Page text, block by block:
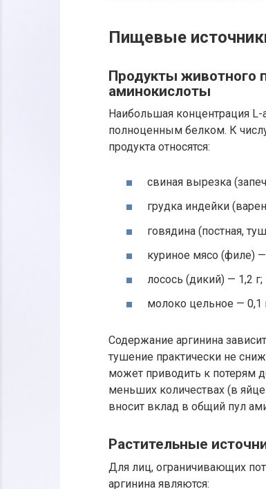
Пищевые
Продукты животного
аминокислоты
Наибольшая концентрация L-
полноценным белком. К
продукта относятся:
свиная вырезка
грудка индейки
говядина (постная,
куриное мясо (филе) —
лосось (дикий) — 1,2 г;
молоко цельное — 0,1
Содержание аргинина
тушение практически не
может приводить к потерям
меньших количествах (в яйце
вносит вклад в общий пул
Растительные
Для лиц, ограничивающих
аргинина являются: